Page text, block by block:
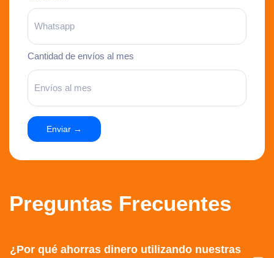
Cantidad de envíos al mes
Enviar →
Preguntas Frecuentes
¿Por qué ahorras dinero utilizando nuestras